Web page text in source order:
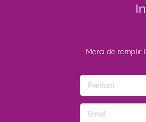
Merci de remplir
Prénom
Email